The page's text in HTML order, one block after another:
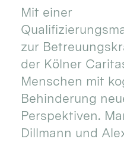
Mit einer
zur
der Kölner
Menschen mit
Behinderung
Perspektiven.
Dillmann und